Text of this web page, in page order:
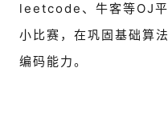
leetcode、牛客等OJ平
小比赛，在巩固基础算
编码能力。